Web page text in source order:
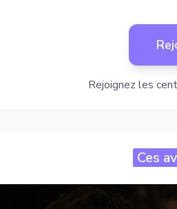
Rejoignez les
Ces